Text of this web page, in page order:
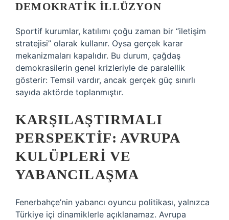
DEMOKRATIK ILLÜZYON
Sportif kurumlar, katılımı çoğu zaman bir “iletişim
stratejisi” olarak kullanır. Oysa gerçek karar
mekanizmaları kapalıdır. Bu durum, çağdaş
demokrasilerin genel krizleriyle de paralellik
gösterir: Temsil vardır, ancak gerçek güç sınırlı
sayıda aktörde toplanmıştır.
KARŞILAŞTIRMALI
PERSPEKTIF: AVRUPA
KULÜPLERI VE
YABANCILAŞMA
Fenerbahçe’nin yabancı oyuncu politikası, yalnızca
Türkiye içi dinamiklerle açıklanamaz. Avrupa